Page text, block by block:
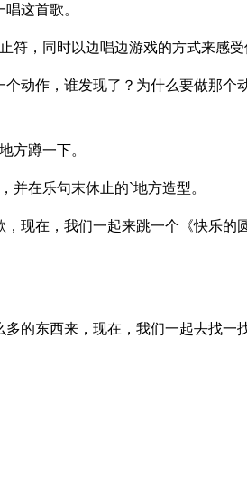
这首歌。
符，同时以边唱边游戏的方式来感受
动作，谁发现了？为什么要做那个
方蹲一下。
并在乐句末休止的`地方造型。
现在，我们一起来跳一个《快乐的
的东西来，现在，我们一起去找一